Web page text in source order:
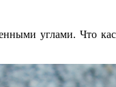
углами. Что